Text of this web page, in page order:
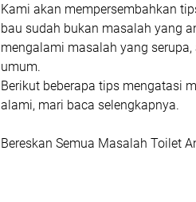
Kami akan mempersembahkan
bau sudah bukan masalah yang
mengalami masalah yang
umum.
Berikut beberapa tips mengatasi
alami, mari baca selengkapnya.
Bereskan Semua Masalah Toilet